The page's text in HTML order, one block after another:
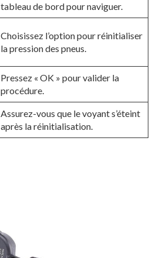
tableau de bord pour naviguer.
Choisissez l’option pour réinitialiser
la pression des pneus.
Pressez « OK » pour valider la
procédure.
Assurez-vous que le voyant s’éteint
après la réinitialisation.